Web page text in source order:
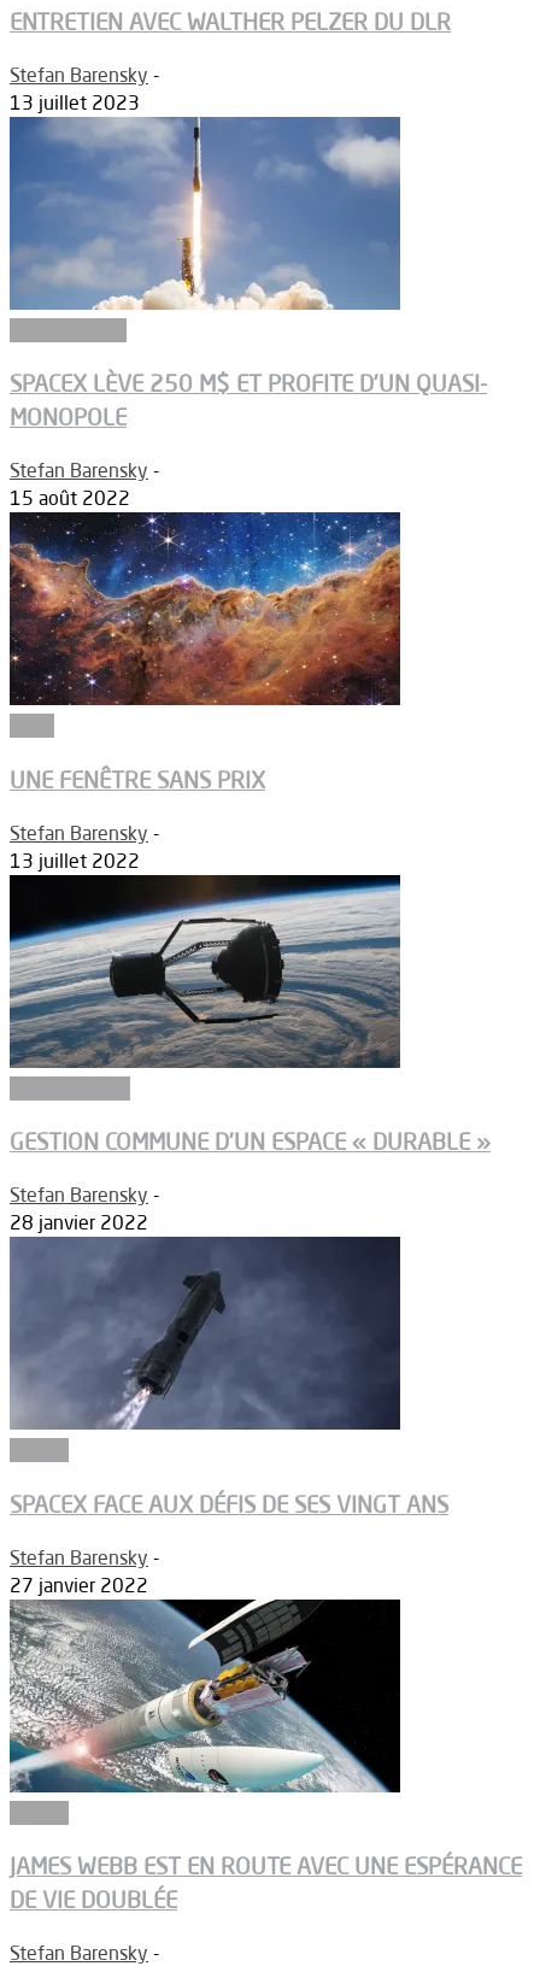
ENTRETIEN AVEC WALTHER PELZER DU DLR
Stefan Barensky -
13 juillet 2023
SPACEX LÈVE 250 M$ ET PROFITE D’UN QUASI-
MONOPOLE
Stefan Barensky -
15 août 2022
UNE FENÊTRE SANS PRIX
Stefan Barensky -
13 juillet 2022
GESTION COMMUNE D’UN ESPACE « DURABLE »
Stefan Barensky -
28 janvier 2022
SPACEX FACE AUX DÉFIS DE SES VINGT ANS
Stefan Barensky -
27 janvier 2022
JAMES WEBB EST EN ROUTE AVEC UNE ESPÉRANCE
DE VIE DOUBLÉE
Stefan Barensky -